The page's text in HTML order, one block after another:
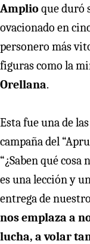
Amplio que duró
ovacionado en
personero más
figuras como la
Orellana.
Esta fue una de
campaña del
“¿Saben qué cosa
es una lección y
entrega de
nos emplaza a
lucha, a volar